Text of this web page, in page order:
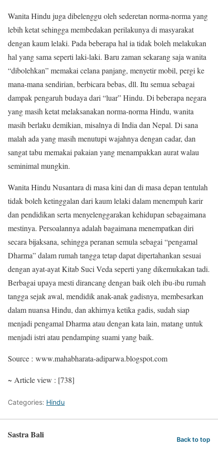
Wanita Hindu juga dibelenggu oleh sederetan norma-norma yang
lebih ketat sehingga membedakan perilakunya di masyarakat
dengan kaum lelaki. Pada beberapa hal ia tidak boleh melakukan
hal yang sama seperti laki-laki. Baru zaman sekarang saja wanita
“dibolehkan” memakai celana panjang, menyetir mobil, pergi ke
mana-mana sendirian, berbicara bebas, dll. Itu semua sebagai
dampak pengaruh budaya dari “luar” Hindu. Di beberapa negara
yang masih ketat melaksanakan norma-norma Hindu, wanita
masih berlaku demikian, misalnya di India dan Nepal. Di sana
malah ada yang masih menutupi wajahnya dengan cadar, dan
sangat tabu memakai pakaian yang menampakkan aurat walau
seminimal mungkin.
Wanita Hindu Nusantara di masa kini dan di masa depan tentulah
tidak boleh ketinggalan dari kaum lelaki dalam menempuh karir
dan pendidikan serta menyelenggarakan kehidupan sebagaimana
mestinya. Persoalannya adalah bagaimana menempatkan diri
secara bijaksana, sehingga peranan semula sebagai “pengamal
Dharma” dalam rumah tangga tetap dapat dipertahankan sesuai
dengan ayat-ayat Kitab Suci Veda seperti yang dikemukakan tadi.
Berbagai upaya mesti dirancang dengan baik oleh ibu-ibu rumah
tangga sejak awal, mendidik anak-anak gadisnya, membesarkan
dalam nuansa Hindu, dan akhirnya ketika gadis, sudah siap
menjadi pengamal Dharma atau dengan kata lain, matang untuk
menjadi istri atau pendamping suami yang baik.
Source : www.mahabharata-adiparwa.blogspot.com
~ Article view : [738]
Categories: Hindu
Sastra Bali Back to top